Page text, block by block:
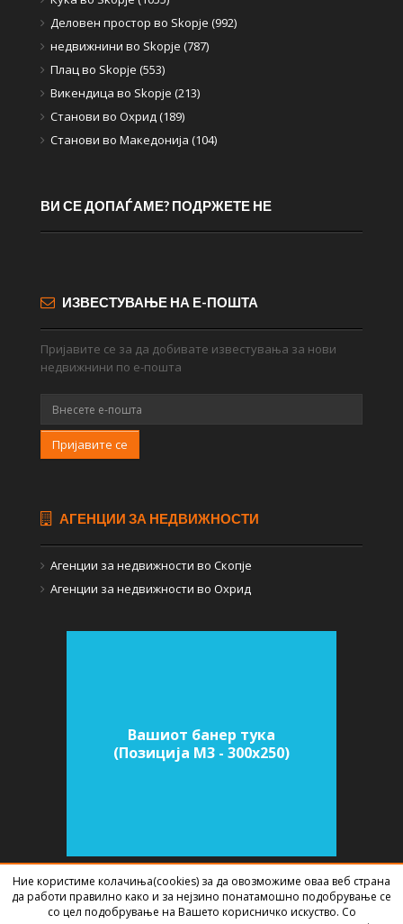
Деловен простор во Skopje (992)
недвижнини во Skopje (787)
Плац во Skopje (553)
Викендица во Skopje (213)
Станови во Охрид (189)
Станови во Македонија (104)
ВИ СЕ ДОПАЃАМЕ? ПОДРЖЕТЕ НЕ
ИЗВЕСТУВАЊЕ НА Е-ПОШТА
Пријавите се за да добивате известувања за нови
недвижнини по е-пошта
Пријавите се
АГЕНЦИИ ЗА НЕДВИЖНОСТИ
Агенции за недвижности во Скопје
Агенции за недвижности во Охрид
Вашиот банер тука
(Позиција M3 - 300х250)
СОФТВЕР ЗА АГЕНЦИИ ЗА НЕДВИЖНИНИ ИЗРАБОТЕН ОД
BEST NET
Ние користиме колачиња(cookies) за да овозможиме оваа веб страна
да работи правилно како и за нејзино понатамошно подобрување се
со цел подобрување на Вашето корисничко искуство. Со